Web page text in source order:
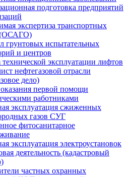
подготовка предприятий
экспертиза транспортных
(ОСАГО)
грунтовых испытательных
и центров
эксплуатации лифтов
нефтегазовой отрасли
дело)
первой помощи
работниками
эксплуатация сжиженных
газов СУГ
фитосанитарное
эксплуатация электроустановок
деятельность (кадастровый
частных охранных